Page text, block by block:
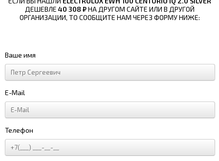
ДЕШЕВЛЕ 40 308 ₽НА ДРУГОМ САЙТЕ ИЛИ В ДРУГОЙ
ОРГАНИЗАЦИИ, ТО СООБЩИТЕ НАМ ЧЕРЕЗ ФОРМУ НИЖЕ:
Ваше имя
E-Mail
Телефон